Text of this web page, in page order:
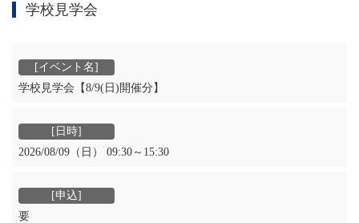
学校見学会
学校見学会【8/9(日)開催分】
2026/08/09（日） 09:30～15:30
要